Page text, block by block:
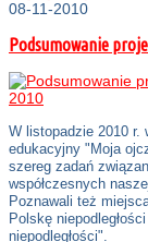
08-11-2010
Podsumowanie
W listopadzie 2010 r.
edukacyjny "Moja
szereg zadań
współczesnych
Poznawali też
Polskę
niepodległości".